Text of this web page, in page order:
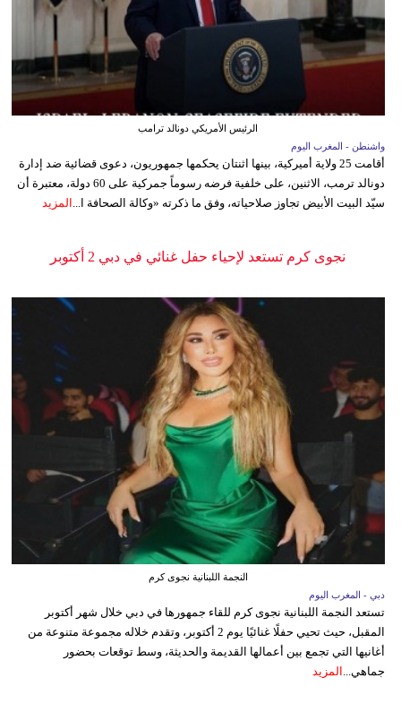
الرئيس الأمريكي دونالد ترامب
واشنطن - المغرب اليوم
أقامت 25 ولاية أميركية، بينها اثنتان يحكمها جمهوريون، دعوى قضائية ضد إدارة
دونالد ترمب، الاثنين، على خلفية فرضه رسوماً جمركية على 60 دولة، معتبرة أن
سيّد البيت الأبيض تجاوز صلاحياته، وفق ما ذكرته «وكالة الصحافة ا... المزيد
نجوى كرم تستعد لإحياء حفل غنائي في دبي 2 أكتوبر
النجمة اللبنانية نجوى كرم
دبي - المغرب اليوم
تستعد النجمة اللبنانية نجوى كرم للقاء جمهورها في دبي خلال شهر أكتوبر
المقبل، حيث تحيي حفلًا غنائيًا يوم 2 أكتوبر، وتقدم خلاله مجموعة متنوعة من
أغانيها التي تجمع بين أعمالها القديمة والحديثة، وسط توقعات بحضور
جماهي... المزيد